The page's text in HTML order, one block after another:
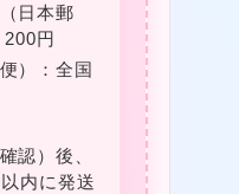
日本郵
円
）：全国
認）後、
内に発送
❤